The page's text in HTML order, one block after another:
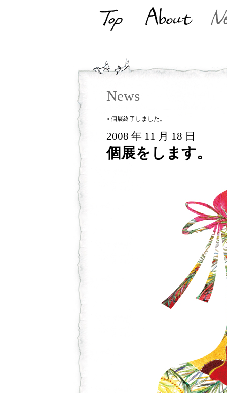
News
« 個展終了しました。
2008 年 11 月 18 日
個展をします。